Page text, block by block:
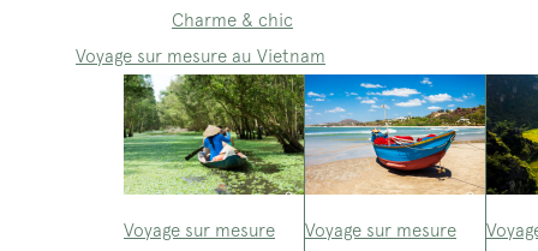
Charme & chic
Voyage sur mesure au Vietnam
Voyage sur mesure
Voyage sur mesure